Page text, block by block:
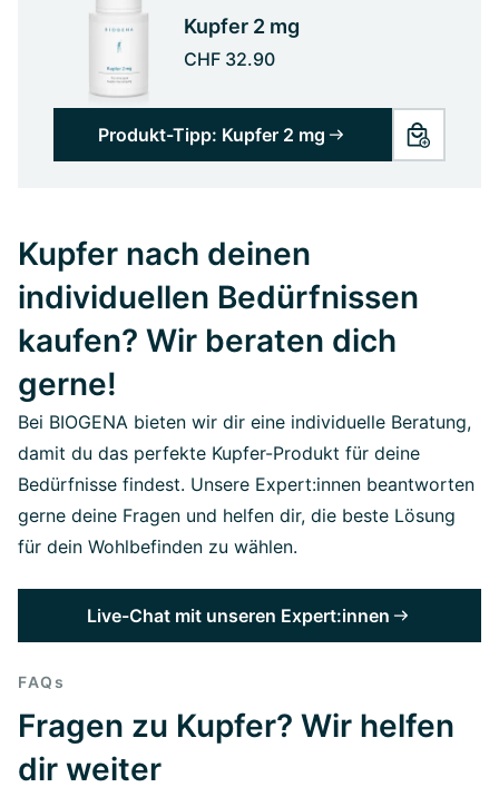
Kupfer 2 mg
CHF 32.90
Produkt-Tipp: Kupfer 2 mg
Kupfer nach deinen
individuellen Bedürfnissen
kaufen? Wir beraten dich
gerne!
Bei BIOGENA bieten wir dir eine individuelle Beratung,
damit du das perfekte Kupfer-Produkt für deine
Bedürfnisse findest. Unsere Expert:innen beantworten
gerne deine Fragen und helfen dir, die beste Lösung
für dein Wohlbefinden zu wählen.
Live-Chat mit unseren Expert:innen
FAQs
Fragen zu Kupfer? Wir helfen
dir weiter